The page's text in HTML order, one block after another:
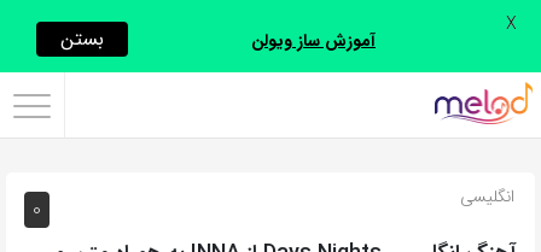
اشتراک
با
روش‌های
0 انگلیسی
آموزش ساز ویولن بستن X